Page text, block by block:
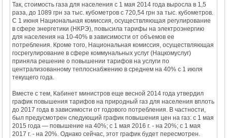
Так, стоимость газа для населения с 1 мая 2014 года выросла в 1,5
раза, до 1089 грн за тыс. кубометров с 720,54 грн за тыс. кубометров.
С 1 июня Национальная комиссия, осуществляющая регулирование
в сфере энергетики (НКРЭ), повысила тарифы на электроэнергию
для населения на 10-40% в зависимости от объемов ее
потребления. Кроме того, Национальная комиссия, осуществляющая
госрегулирование в сфере коммунальных услуг (Нацкомуслуг)
приняла решение о повышении тарифов на услуги по
централизованному теплоснабжению в среднем на 40% с 1 июля
текущего года.
Вместе с тем, Кабинет министров еще весной 2014 года утвердил
график повышения тарифов на природный газ для населения вплоть
до 2017 года в зависимости от годового потребления. В частности,
был предусмотрен следующий график повышения цен на газ: с 1 мая
2015 года — повышение на 40%; с 1 мая 2016 г. - на 20%; с 1 мая
2017 г. - на 20%. Однако сейчас, этот график будет пересмотрен.